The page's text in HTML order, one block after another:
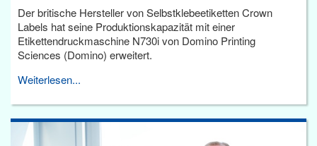
Der britische Hersteller von Selbstklebeetiketten Crown
Labels hat seine Produktionskapazität mit einer
Etikettendruckmaschine N730i von Domino Printing
Sciences (Domino) erweitert.
Weiterlesen...